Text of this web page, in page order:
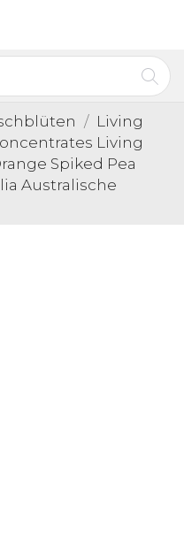
Living
Living
Spiked Pea
Australische